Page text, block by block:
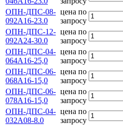
ОПН-ДПС-08-
092А16-23.0
цена по
запросу
ОПН-ДПС-12-
092А24-30.0
цена по
запросу
ОПН-ДПС-04-
064А16-25,0
цена по
запросу
ОПН-ДПС-06-
068А16-15,0
цена по
запросу
ОПН-ДПС-06-
078А16-15,0
цена по
запросу
ОПН-ДПС-04-
032А08-8.0
цена по
запросу